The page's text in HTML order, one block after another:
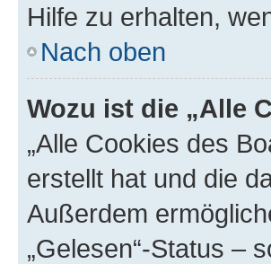
Hilfe zu erhalten,
Nach oben
Wozu ist die „Alle
„Alle Cookies des
erstellt hat und die
Außerdem
„Gelesen“-Status –